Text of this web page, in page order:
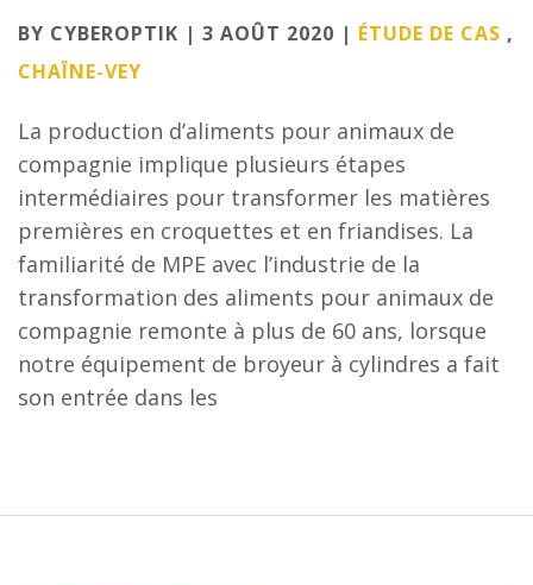
Categories
BY CYBEROPTIK | 3 AOÛT 2020 | ÉTUDE DE CAS ,
CHAÎNE-VEY
La production d’aliments pour animaux de
compagnie implique plusieurs étapes
intermédiaires pour transformer les matières
premières en croquettes et en friandises. La
familiarité de MPE avec l’industrie de la
transformation des aliments pour animaux de
compagnie remonte à plus de 60 ans, lorsque
notre équipement de broyeur à cylindres a fait
son entrée dans les